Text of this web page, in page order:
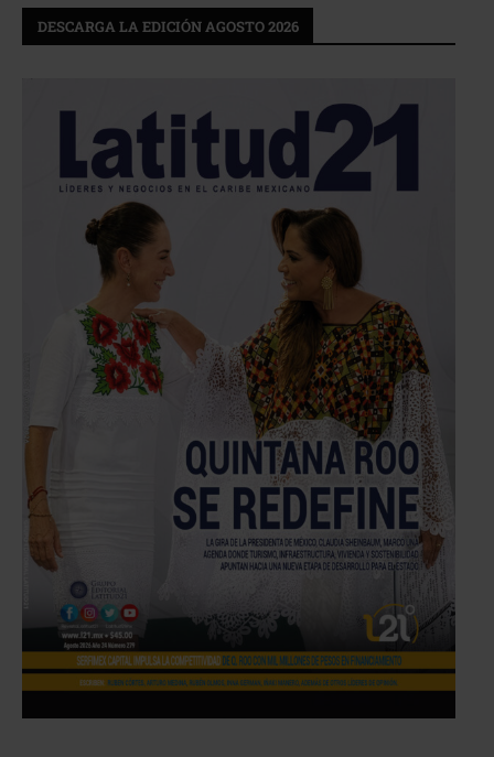
DESCARGA LA EDICIÓN AGOSTO 2026